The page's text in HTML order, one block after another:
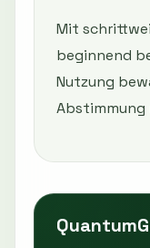
Mit
beginnend
Nutzung